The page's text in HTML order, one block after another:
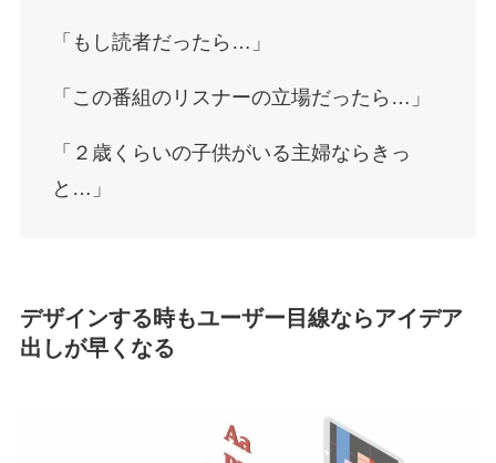
「もし読者だったら…」
「この番組のリスナーの立場だったら…」
「２歳くらいの子供がいる主婦ならきっ
と…」
デザインする時もユーザー目線ならアイデア
出しが早くなる